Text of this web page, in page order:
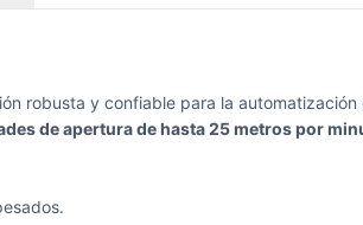
robusta y confiable para la
de apertura de hasta 25 metros por